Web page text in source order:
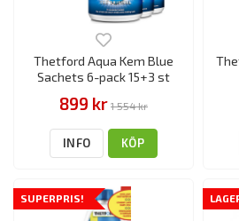
Thetford Aqua Kem Blue
Sachets 6-pack 15+3 st
899 kr 1 554 kr
INFO KÖP
SUPERPRIS!